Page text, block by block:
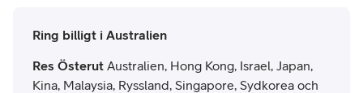
Ring billigt i Australien
Res Österut Australien, Hong Kong, Israel, Japan,
Kina, Malaysia, Ryssland, Singapore, Sydkorea och